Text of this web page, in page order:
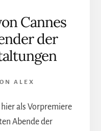
Cannes
der
ALEX
als Vorpremiere
Abende der